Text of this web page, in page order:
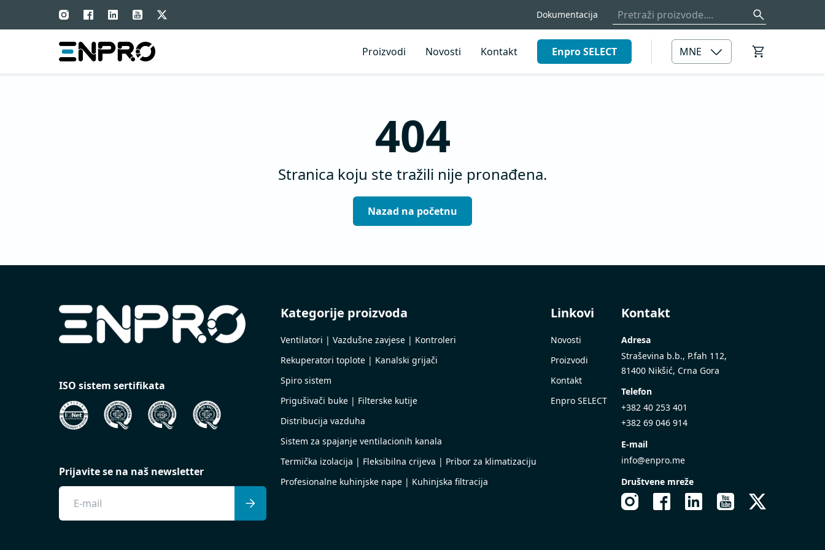
Dokumentacija
Proizvodi Novosti Kontakt Enpro SELECT MNE
404
Stranica koju ste tražili nije pronađena.
Nazad na početnu
ISO sistem sertifikata
Prijavite se na naš newsletter
Kategorije proizvoda
Ventilatori | Vazdušne zavjese | Kontroleri
Rekuperatori toplote | Kanalski grijači
Spiro sistem
Prigušivači buke | Filterske kutije
Distribucija vazduha
Sistem za spajanje ventilacionih kanala
Termička izolacija | Fleksibilna crijeva | Pribor za klimatizaciju
Profesionalne kuhinjske nape | Kuhinjska filtracija
Linkovi
Novosti
Proizvodi
Kontakt
Enpro SELECT
Kontakt
Adresa
Straševina b.b., P.fah 112,
81400 Nikšić, Crna Gora
Telefon
+382 40 253 401
+382 69 046 914
E-mail
info@enpro.me
Društvene mreže